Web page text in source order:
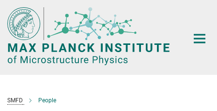
Main-
Content
SMFD People